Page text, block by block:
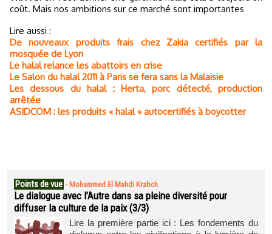
coût. Mais nos ambitions sur ce marché sont importantes
Lire aussi :
De nouveaux produits frais chez Zakia certifiés par la
mosquée de Lyon
Le halal relance les abattoirs en crise
Le Salon du halal 2011 à Paris se fera sans la Malaisie
Les dessous du halal : Herta, porc détecté, production
arrêtée
ASIDCOM : les produits « halal » autocertifiés à boycotter
Points de vue - Mohammed El Mahdi Krabch
Le dialogue avec l’Autre dans sa pleine diversité pour
diffuser la culture de la paix (3/3)
Lire la première partie ici : Les fondements du